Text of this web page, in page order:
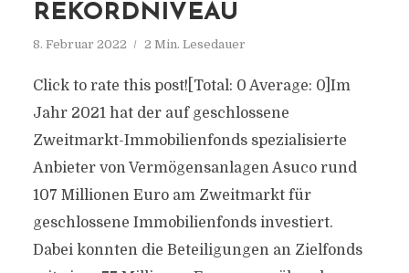
REKORDNIVEAU
8. Februar 2022 2 Min. Lesedauer
Click to rate this post![Total: 0 Average: 0]Im
Jahr 2021 hat der auf geschlossene
Zweitmarkt-Immobilienfonds spezialisierte
Anbieter von Vermögensanlagen Asuco rund
107 Millionen Euro am Zweitmarkt für
geschlossene Immobilienfonds investiert.
Dabei konnten die Beteiligungen an Zielfonds